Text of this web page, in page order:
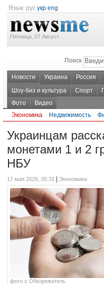
Язык: рус укр eng
Пятница, 07 Август
Поиск
Новости Украина Россия
Шоу-биз и культура
Спорт
Фото
Видео
Экономика
Недвижимость
Украинцам
монетами 1 и 2
НБУ
17 мая 2026, 05:31 Экономика
фото с Обозреватель